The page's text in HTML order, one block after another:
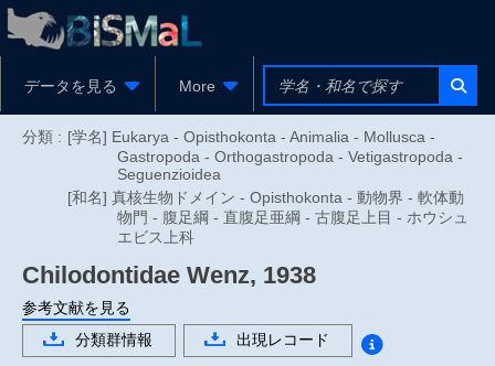
データを見る More
分類 : [学名] Eukarya - Opisthokonta - Animalia - Mollusca -
Gastropoda - Orthogastropoda - Vetigastropoda -
Seguenzioidea
[和名] 真核生物ドメイン - Opisthokonta - 動物界 - 軟体動
物門 - 腹足綱 - 直腹足亜綱 - 古腹足上目 - ホウシュ
エビス上科
Chilodontidae Wenz, 1938
参考文献を見る
分類群情報
出現レコード